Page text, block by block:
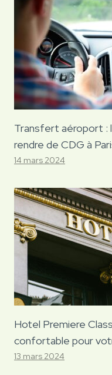
Transfert aéroport :
rendre de CDG à
14 mars 2024
Hotel Premiere
confortable pour
13 mars 2024